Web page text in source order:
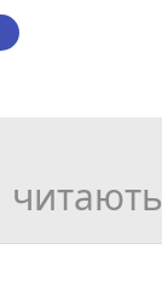
читають